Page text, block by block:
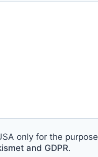
only for the purpose
and GDPR.